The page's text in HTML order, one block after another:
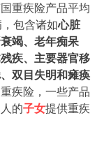
重疾险产品平均
包含诸如心脏
竭、老年痴呆
疾、主要器官移
双目失明和瘫痪
疾险，一些产品
的子女提供重疾